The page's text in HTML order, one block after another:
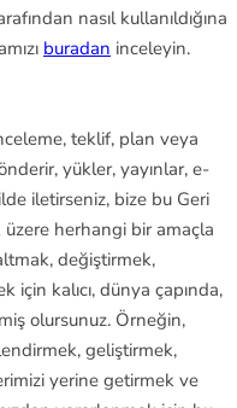
nasıl kullanıldığına
buradan inceleyin.
teklif, plan veya
yükler, yayınlar, e-
iletirseniz, bize bu Geri
herhangi bir amaçla
değiştirmek,
için kalıcı, dünya çapında,
olursunuz. Örneğin,
geliştirmek,
yerine getirmek ve